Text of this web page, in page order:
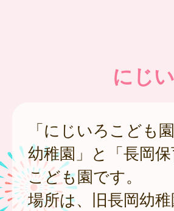
にじ
「にじいろこども
幼稚園」と「長岡
こども園です。
場所は、旧長岡幼